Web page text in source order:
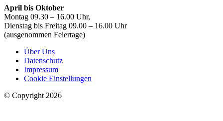
April bis Oktober
Montag 09.30 – 16.00 Uhr,
Dienstag bis Freitag 09.00 – 16.00 Uhr
(ausgenommen Feiertage)
Über Uns
Datenschutz
Impressum
Cookie Einstellungen
© Copyright 2026